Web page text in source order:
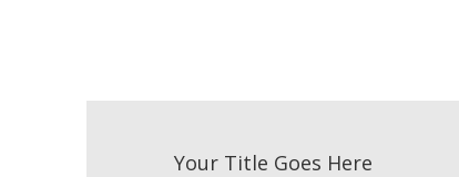
Your Title Goes Here